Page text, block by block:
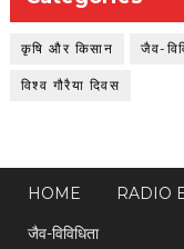
कृषि और किसान जैव-
विश्व गौरैया दिवस
HOME RADIO
जैव-विविधिता